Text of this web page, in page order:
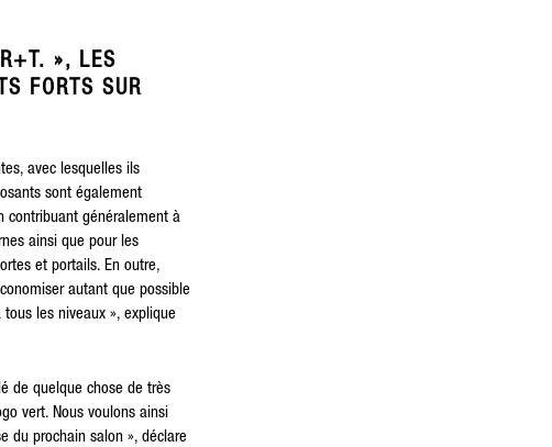
», LES
FORTS SUR
avec lesquelles ils
sont également
contribuant généralement à
ainsi que pour les
et portails. En outre,
autant que possible
les niveaux », explique
de quelque chose de très
vert. Nous voulons ainsi
du prochain salon », déclare